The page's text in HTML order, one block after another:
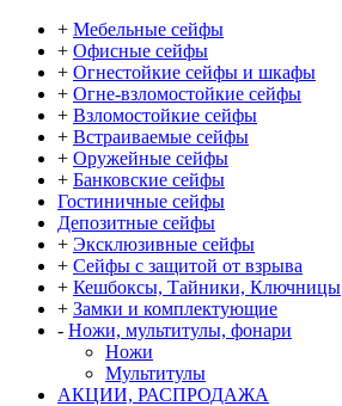
+ Мебельные сейфы
+ Офисные сейфы
+ Огнестойкие сейфы и шкафы
+ Огне-взломостойкие сейфы
+ Взломостойкие сейфы
+ Встраиваемые сейфы
+ Оружейные сейфы
+ Банковские сейфы
Гостиничные сейфы
Депозитные сейфы
+ Эксклюзивные сейфы
+ Сейфы с защитой от взрыва
+ Кешбоксы, Тайники, Ключницы
+ Замки и комплектующие
- Ножи, мультитулы, фонари
Ножи
Мультитулы
АКЦИИ, РАСПРОДАЖА